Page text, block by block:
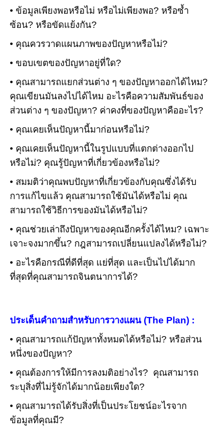
• ข้อมูลเพียงพอหรือไม่ หรือไม่เพียงพอ? หรือซ้ำ
ซ้อน? หรือขัดแย้งกัน?
• คุณควรวาดแผนภาพของปัญหาหรือไม่?
• ขอบเขตของปัญหาอยู่ที่ใด?
• คุณสามารถแยกส่วนต่าง ๆ ของปัญหาออกได้ไหม?
คุณเขียนมันลงไปได้ไหม อะไรคือความสัมพันธ์ของ
ส่วนต่าง ๆ ของปัญหา? ค่าคงที่ของปัญหาคืออะไร?
• คุณเคยเห็นปัญหานี้มาก่อนหรือไม่?
• คุณเคยเห็นปัญหานี้ในรูปแบบที่แตกต่างออกไป
หรือไม่? คุณรู้ปัญหาที่เกี่ยวข้องหรือไม่?
• สมมติว่าคุณพบปัญหาที่เกี่ยวข้องกับคุณซึ่งได้รับ
การแก้ไขแล้ว คุณสามารถใช้มันได้หรือไม่ คุณ
สามารถใช้วิธีการของมันได้หรือไม่?
• คุณช่วยเล่าถึงปัญหาของคุณอีกครั้งได้ไหม? เฉพาะ
เจาะจงมากขึ้น? กฎสามารถเปลี่ยนแปลงได้หรือไม่?
• อะไรคือกรณีที่ดีที่สุด แย่ที่สุด และเป็นไปได้มาก
ที่สุดที่คุณสามารถจินตนาการได้?
ประเด็นคำถามสำหรับการวางแผน (The Plan) :
• คุณสามารถแก้ปัญหาทั้งหมดได้หรือไม่? หรือส่วน
หนึ่งของปัญหา?
• คุณต้องการให้มีการลงมติอย่างไร? คุณสามารถ
ระบุสิ่งที่ไม่รู้จักได้มากน้อยเพียงใด?
• คุณสามารถได้รับสิ่งที่เป็นประโยชน์อะไรจาก
ข้อมูลที่คุณมี?